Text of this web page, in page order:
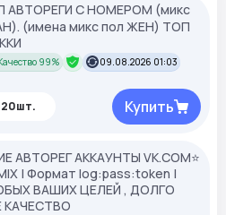
АВТОРЕГИ С НОМЕРОМ (микс
(имена микс пол ЖЕН) ТОП
99%
09.08.2026 01:03
Купить
АВТОРЕГ АККАУНТЫ VK.COM⭐️
| Формат log:pass:token |
ВАШИХ ЦЕЛЕЙ , ДОЛГО